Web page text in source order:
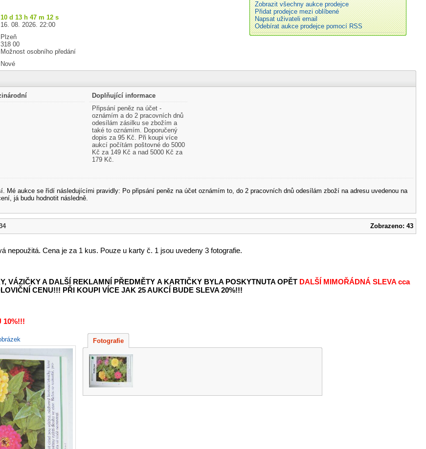
10 d 13 h 47 m 12 s
16. 08. 2026. 22:00
Plzeň
318 00
Možnost osobního předání
Nové
Zobrazit všechny aukce prodejce
Přidat prodejce mezi oblíbené
Napsat uživateli email
Odebírat aukce prodejce pomocí RSS
Doplňující informace
Připsání peněz na účet -
oznámím a do 2 pracovních dnů
odesílám zásilku se zbožím a
také to oznámím. Doporučený
dopis za 95 Kč. Při koupi více
aukcí počítám poštovné do 5000
Kč za 149 Kč a nad 5000 Kč za
179 Kč.
aukce se řídí následujícími pravidly: Po připsání peněz na účet oznámím to, do 2 pracovních dnů odesílám zboží na adresu uvedenou na
já budu hodnotit následně.
Zobrazeno: 43
nepoužitá. Cena je za 1 kus. Pouze u karty č. 1 jsou uvedeny 3 fotografie.
VÁZIČKY A DALŠÍ REKLAMNÍ PŘEDMĚTY A KARTIČKY BYLA POSKYTNUTA OPĚT DALŠÍ MIMOŘÁDNÁ SLEVAcca
CENU!!! PŘI KOUPI VÍCE JAK 25 AUKCÍ BUDE SLEVA 20%!!!
10%!!!
Fotografie